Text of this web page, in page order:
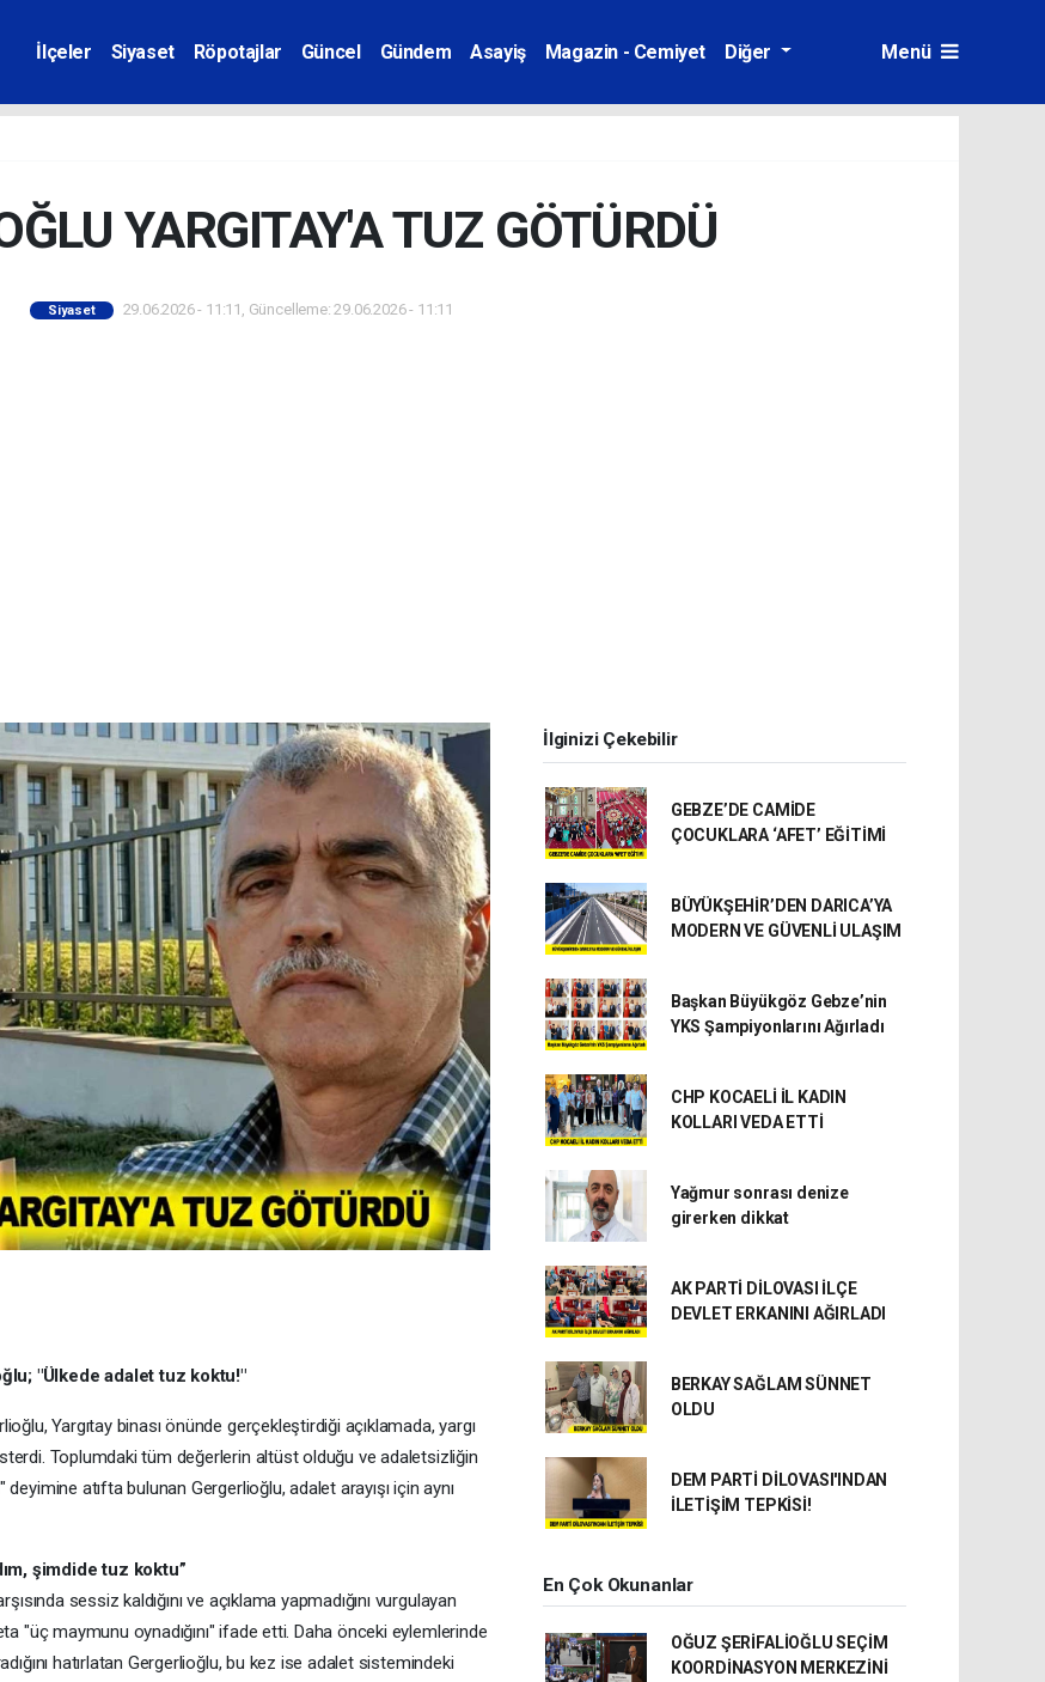
İlçeler Siyaset Röpotajlar Güncel Gündem Asayiş Magazin - Cemiyet Diğer Menü
YARGITAY'A TUZ GÖTÜRDÜ
Siyaset 29.06.2026 - 11:11, Güncelleme: 29.06.2026 - 11:11
"Ülkede adalet tuz koktu!"
Yargıtay binası önünde gerçekleştirdiği açıklamada, yargı
Toplumdaki tüm değerlerin altüst olduğu ve adaletsizliğin
atıfta bulunan Gergerlioğlu, adalet arayışı için aynı
şimdide tuz koktu”
sessiz kaldığını ve açıklama yapmadığını vurgulayan
"üç maymunu oynadığını" ifade etti. Daha önceki eylemlerinde
hatırlatan Gergerlioğlu, bu kez ise adalet sistemindeki
İlginizi Çekebilir
GEBZE’DE CAMİDE
ÇOCUKLARA ‘AFET’ EĞİTİMİ
BÜYÜKŞEHİR’DEN DARICA’YA
MODERN VE GÜVENLİ ULAŞIM
Başkan Büyükgöz Gebze’nin
YKS Şampiyonlarını Ağırladı
CHP KOCAELİ İL KADIN
KOLLARI VEDA ETTİ
Yağmur sonrası denize
girerken dikkat
AK PARTİ DİLOVASI İLÇE
DEVLET ERKANINI AĞIRLADI
BERKAY SAĞLAM SÜNNET
OLDU
DEM PARTİ DİLOVASI'INDAN
İLETİŞİM TEPKİSİ!
En Çok Okunanlar
OĞUZ ŞERİFALİOĞLU SEÇİM
KOORDİNASYON MERKEZİNİ